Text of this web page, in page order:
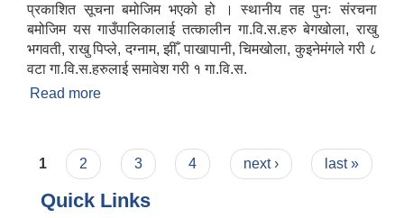
प्रकाशित सूचना बमोजिम भएको हो । स्थानीय तह पुनः संरचना
बमोजिम यस गाउँपालिकालाई तत्कालीन गा.वि.स.हरु बेगखोला, राखु
भगवती, राखु पिप्ले, दग्नाम, झीँ, पाखापानी, चिमखोला, कुइनेमंगले गरी ८
वटा गा.वि.स.हरुलाई समावेश गरी १ गा.वि.स.
Read more
Pages
1 2 3 4 next › last »
Quick Links